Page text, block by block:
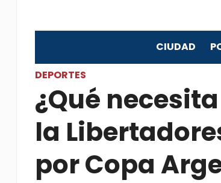
CIUDAD
DEPORTES
¿Qué
la
por Copa